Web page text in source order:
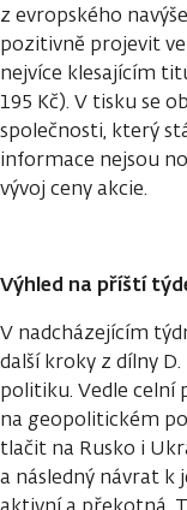
z evropského
pozitivně projevit
nejvíce klesajícím
195 Kč). V tisku se
společnosti, který
informace nejsou
vývoj ceny akcie.
Výhled na příští
V nadcházejícím
další kroky z dílny
politiku. Vedle celní
na geopolitickém
tlačit na Rusko i
a následný návrat k